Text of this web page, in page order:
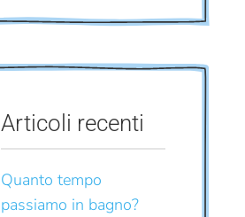
Articoli recenti
Quanto tempo
passiamo in bagno?